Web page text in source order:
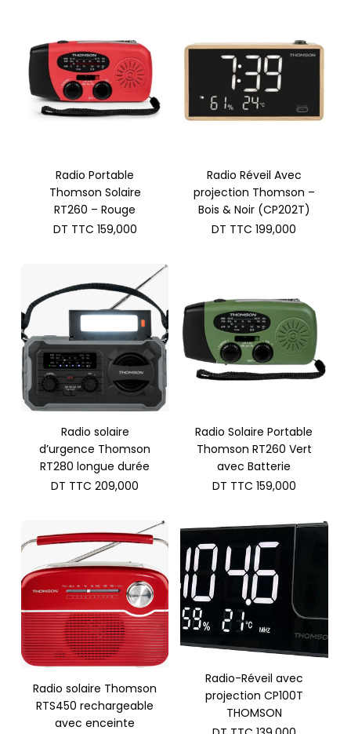
Radio Portable
Thomson Solaire
RT260 – Rouge
DT TTC 159,000
Radio Réveil Avec
projection Thomson –
Bois & Noir (CP202T)
DT TTC 199,000
Radio solaire
d’urgence Thomson
RT280 longue durée
DT TTC 209,000
Radio Solaire Portable
Thomson RT260 Vert
avec Batterie
DT TTC 159,000
Radio solaire Thomson
RTS450 rechargeable
avec enceinte
Radio-Réveil avec
projection CP100T
THOMSON